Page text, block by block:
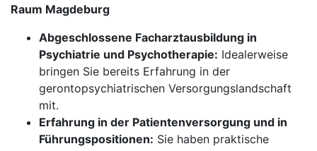
Raum Magdeburg
Abgeschlossene Facharztausbildung in
Psychiatrie und Psychotherapie: Idealerweise
bringen Sie bereits Erfahrung in der
gerontopsychiatrischen Versorgungslandschaft
mit.
Erfahrung in der Patientenversorgung und in
Führungspositionen: Sie haben praktische